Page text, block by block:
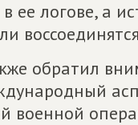
ее логове, а
обратил
военной